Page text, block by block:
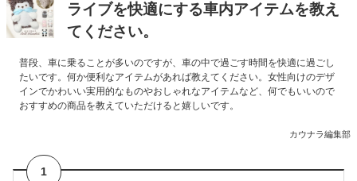
ライブを快適にする車内アイテムを教え
てください。
普段、車に乗ることが多いのですが、車の中で過ごす時間を快適に過ごし
たいです。何か便利なアイテムがあれば教えてください。女性向けのデザ
インでかわいい実用的なものやおしゃれなアイテムなど、何でもいいので
おすすめの商品を教えていただけると嬉しいです。
カウナラ編集部
1